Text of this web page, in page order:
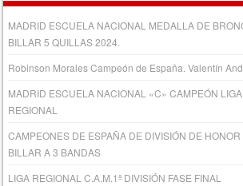
MADRID ESCUELA NACIONAL MEDALLA DE
BILLAR 5 QUILLAS 2024.
Robinson Morales Campeón de España. Valentín
MADRID ESCUELA NACIONAL «C» CAMPEÓN LIGA
REGIONAL
CAMPEONES DE ESPAÑA DE DIVISIÓN DE
BILLAR A 3 BANDAS
LIGA REGIONAL C.A.M.1ª DIVISIÓN FASE FINAL